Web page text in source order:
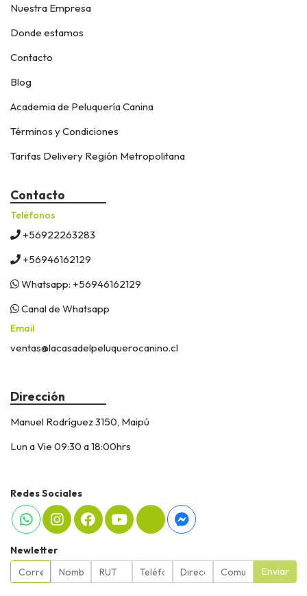
Nuestra Empresa
Donde estamos
Contacto
Blog
Academia de Peluquería Canina
Términos y Condiciones
Tarifas Delivery Región Metropolitana
Contacto
Teléfonos
+56922263283
+56946162129
Whatsapp: +56946162129
Canal de Whatsapp
Email
ventas@lacasadelpeluquerocanino.cl
Dirección
Manuel Rodríguez 3150, Maipú
Lun a Vie 09:30 a 18:00hrs
Redes Sociales
Newletter
Enviar